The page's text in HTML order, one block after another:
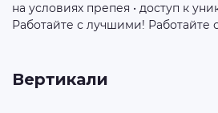
на условиях препея • доступ к
Работайте с лучшими! Работайте
Вертикали